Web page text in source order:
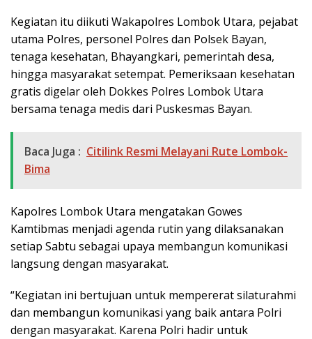
Kegiatan itu diikuti Wakapolres Lombok Utara, pejabat
utama Polres, personel Polres dan Polsek Bayan,
tenaga kesehatan, Bhayangkari, pemerintah desa,
hingga masyarakat setempat. Pemeriksaan kesehatan
gratis digelar oleh Dokkes Polres Lombok Utara
bersama tenaga medis dari Puskesmas Bayan.
Baca Juga : Citilink Resmi Melayani Rute Lombok-
Bima
Kapolres Lombok Utara mengatakan Gowes
Kamtibmas menjadi agenda rutin yang dilaksanakan
setiap Sabtu sebagai upaya membangun komunikasi
langsung dengan masyarakat.
“Kegiatan ini bertujuan untuk mempererat silaturahmi
dan membangun komunikasi yang baik antara Polri
dengan masyarakat. Karena Polri hadir untuk